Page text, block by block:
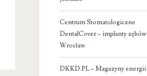
Centrum Stomatologiczne
DentalCover – implanty zębów
Wrocław
DKKD.PL – Magazyny energii |